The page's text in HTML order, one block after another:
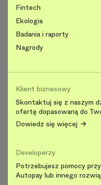
Fintech
Ekologia
Badania i raporty
Nagrody
Klient biznesowy
Skontaktuj się z naszym
ofertę dopasowaną do
Dowiedz się więcej
Developerzy
Potrzebujesz pomocy
Autopay lub innego